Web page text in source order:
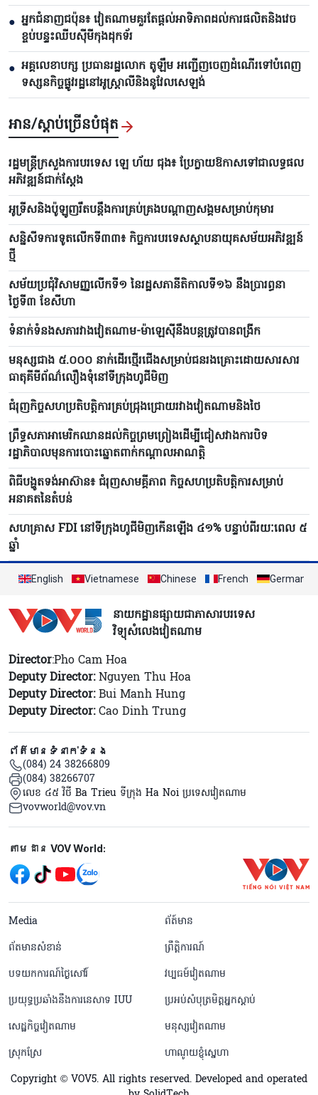
● អ្នកជំនាញជប៉ុន៖ វៀតណាមគួរតែផ្តល់អាទិភាពដល់ការផលិតនិងវេច
ខ្ចប់បន្ទះឈីបស៊ីមីកុងដុកទ័រ
● អគ្គលេខាបក្ស ប្រធានរដ្ឋលោក តូឡឹម អញ្ជើញចេញដំណើរទៅបំពេញ
ទស្សនកិច្ចផ្លូវរដ្ឋនៅអូស្ត្រាលីនិងនូវែលសេឡង់
អាន/ស្តាប់ច្រើនបំផុត
រដ្ឋមន្ត្រីក្រសួងការបរទេស ឡេ ហ័យ ជុង៖ ប្រែក្លាយឱកាសទៅជាលទ្ធផល
អភិវឌ្ឍន៍ជាក់ស្តែង
អូទ្រីសនិងប៉ូឡូញរឹតបន្តឹងការគ្រប់គ្រងបណ្តាញសង្គមសម្រាប់កុមារ
សន្និសីទការទូតលើកទី៣៣៖ កិច្ចការបរទេសស្ថាបនាយុគសម័យអភិវឌ្ឍន៍
ថ្មី
សម័យប្រជុំវិសាមញ្ញលើកទី១ នៃរដ្ឋសភានីតិកាលទី១៦ នឹងប្រារព្ធនា
ថ្ងៃទី៣ ខែសីហា
ទំនាក់ទំនងសភារវាងវៀតណាម-ម៉ាឡេស៊ីនឹងបន្តត្រូវបានពង្រីក
មនុស្សជាង ៥.០០០ នាក់ដើរថ្មើរជើងសម្រាប់ជនរងគ្រោះដោយសារសារ
ធាតុគីមីព័ណ៌លឿងទុំនៅទីក្រុងហូជីមិញ
ជំរុញកិច្ចសហប្រតិបត្តិការគ្រប់ជ្រុងជ្រោយរវាងវៀតណាមនិងថៃ
ព្រឹទ្ធសភាអាមេរិកឈានដល់កិច្ចព្រមព្រៀងដើម្បីជៀសវាងការបិទ
រដ្ឋាភិបាលមុនការបោះឆ្នោតពាក់កណ្តាលអាណត្តិ
ពិធីបង្ហូតទង់អាស៊ាន៖ ជំរុញសាមគ្គីភាព កិច្ចសហប្រតិបត្តិការសម្រាប់
អនាគតនៃតំបន់
សហគ្រាស FDI នៅទីក្រុងហូជីមិញកើនឡើង ៤១% បន្ទាប់ពីរយៈពេល ៥
ឆ្នាំ
English Vietnamese Chinese French German
នាយកដ្ឋានផ្សាយជាភាសារបរទេស
វិទ្យុសំលេងវៀតណាម
Director:Pho Cam Hoa
Deputy Director:Nguyen Thu Hoa
Deputy Director:Bui Manh Hung
Deputy Director:Cao Dinh Trung
ព័ត៌មានទំនាក់ទំនង
(084) 24 38266809
(084) 38266707
លេខ ៤៥ វិថី Ba Trieu ទីក្រុង Ha Noi ប្រទេសវៀតណាម
vovworld@vov.vn
Mạng xã hội
តាមដាន VOV World:
menu footer tiếng Khmer
Media
ព័ត៍មាន
ព័តមានសំខាន់
ព្រឹត្តិការណ៍
បទយកការណ៍ថ្ងៃសៅរ៍
វប្បធម៍វៀតណាម
ប្រយុទ្ធប្រឆាំងនឹងការនេសាទ IUU
ប្រអប់សំបុត្រមិត្តអ្នកស្តាប់
សេដ្ឋកិច្ចវៀតណាម
មនុស្សវៀតណាម
ស្រុកស្រែ
ហាណូយខ្ញុំស្នេហា
Copyright © VOV5. All rights reserved. Developed and operated